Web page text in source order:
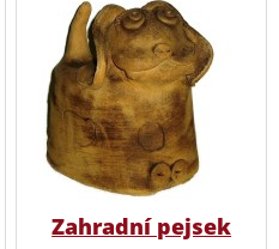
Zahradní pejsek